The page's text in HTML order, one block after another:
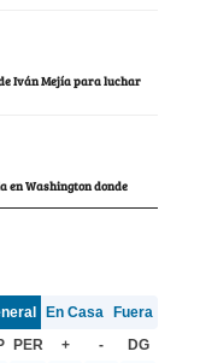
Iván Mejía para luchar
en Washington donde
En Casa
Fuera
PER + - DG